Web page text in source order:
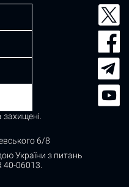
6/8
України з питань
40-06013.